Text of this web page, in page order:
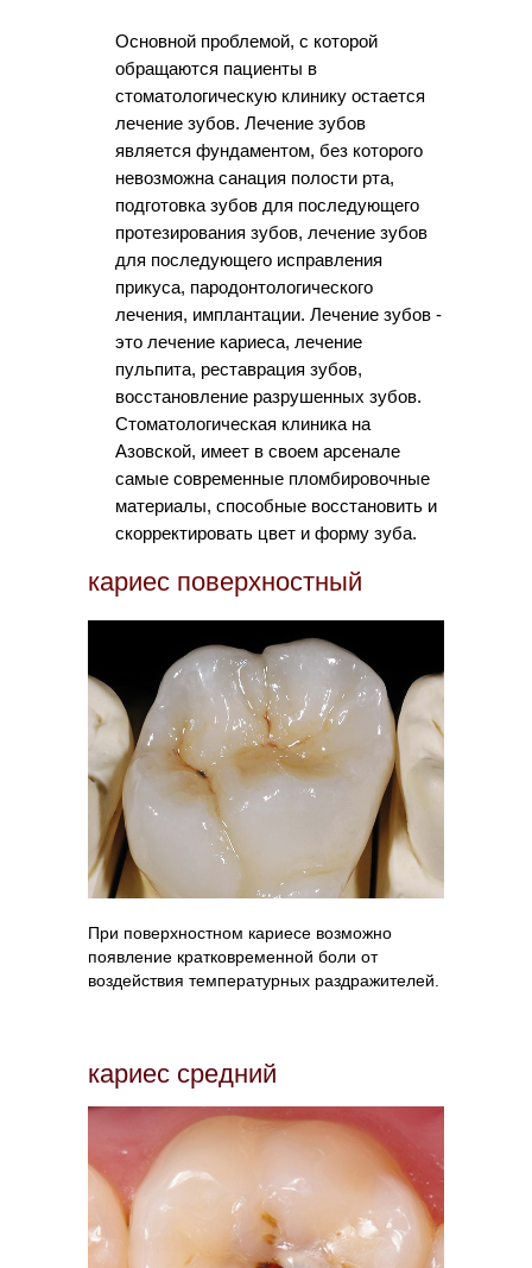
кариес поверхностный
При поверхностном кариесе возможно
появление кратковременной боли от
воздействия температурных раздражителей.
кариес средний
Основной проблемой, с которой
обращаются пациенты в
стоматологическую клинику остается
лечение зубов. Лечение зубов
является фундаментом, без которого
невозможна санация полости рта,
подготовка зубов для последующего
протезирования зубов, лечение зубов
для последующего исправления
прикуса, пародонтологического
лечения, имплантации. Лечение зубов -
это лечение кариеса, лечение
пульпита, реставрация зубов,
восстановление разрушенных зубов.
Стоматологическая клиника на
Азовской, имеет в своем арсенале
самые современные пломбировочные
материалы, способные восстановить и
скорректировать цвет и форму зуба.